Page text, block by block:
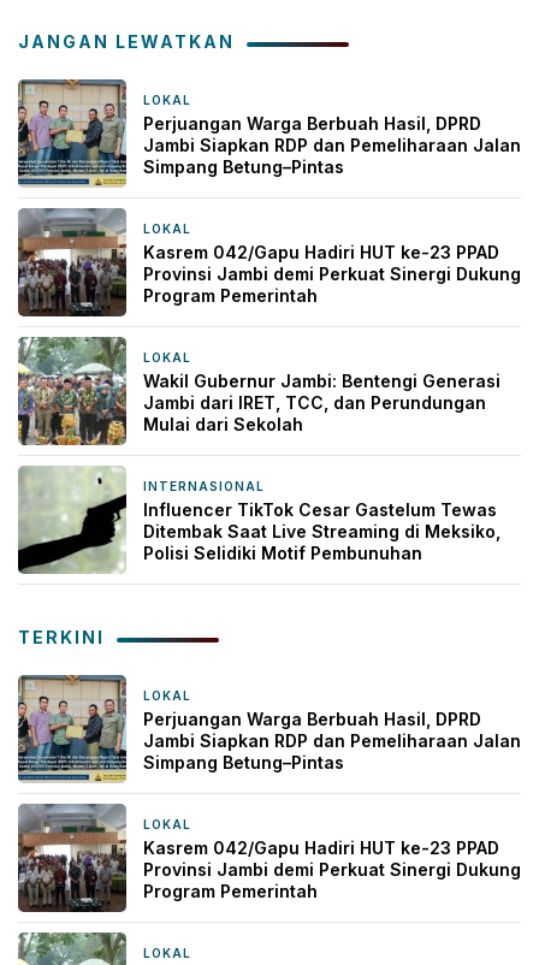
JANGAN LEWATKAN
LOKAL
Perjuangan Warga Berbuah Hasil, DPRD
Jambi Siapkan RDP dan Pemeliharaan Jalan
Simpang Betung–Pintas
LOKAL
Kasrem 042/Gapu Hadiri HUT ke-23 PPAD
Provinsi Jambi demi Perkuat Sinergi Dukung
Program Pemerintah
LOKAL
Wakil Gubernur Jambi: Bentengi Generasi
Jambi dari IRET, TCC, dan Perundungan
Mulai dari Sekolah
INTERNASIONAL
Influencer TikTok Cesar Gastelum Tewas
Ditembak Saat Live Streaming di Meksiko,
Polisi Selidiki Motif Pembunuhan
TERKINI
LOKAL
Perjuangan Warga Berbuah Hasil, DPRD
Jambi Siapkan RDP dan Pemeliharaan Jalan
Simpang Betung–Pintas
LOKAL
Kasrem 042/Gapu Hadiri HUT ke-23 PPAD
Provinsi Jambi demi Perkuat Sinergi Dukung
Program Pemerintah
LOKAL